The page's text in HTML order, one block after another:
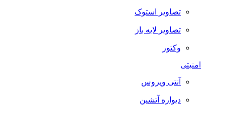
تصاویر استوک
تصاویر لایه باز
وکتور
امنیتی
آنتی ویروس
دیواره آتشین